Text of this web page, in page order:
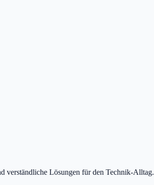
verständliche Lösungen für den Technik-Alltag.